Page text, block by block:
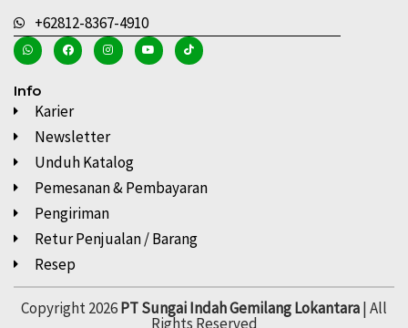
+62812-8367-4910
Info
Karier
Newsletter
Unduh Katalog
Pemesanan & Pembayaran
Pengiriman
Retur Penjualan / Barang
Resep
Copyright 2026PT Sungai Indah Gemilang Lokantara| All
Rights Reserved